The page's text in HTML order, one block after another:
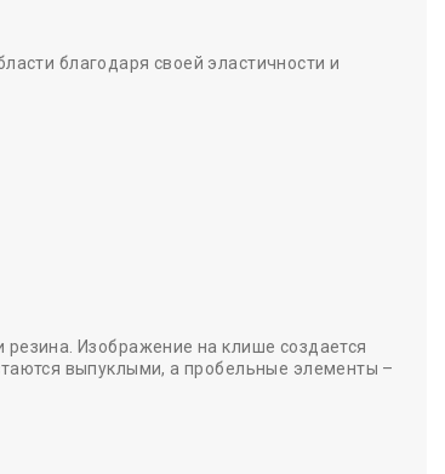
благодаря своей эластичности и
Изображение на клише создается
выпуклыми, а пробельные элементы –